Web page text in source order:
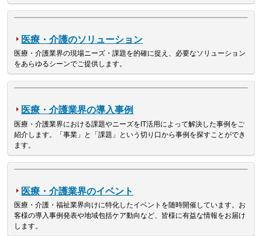
医療・介護のソリューション
医療・介護業界の現場ニーズ・課題を的確に捉え、必要なソリューション
をあらゆるシーンでご提供します。
医療・介護業界の導入事例
医療・介護業界における課題やニーズをIT活用によって解決した事例をご
紹介します。「事業」と「課題」という切り口から事例を探すことができ
ます。
医療・介護業界のイベント
医療・介護・福祉業界向けに特化したイベントを随時開催しています。お
客様の導入事例発表や地域包括ケア動向など、皆様に有益な情報をお届け
します。